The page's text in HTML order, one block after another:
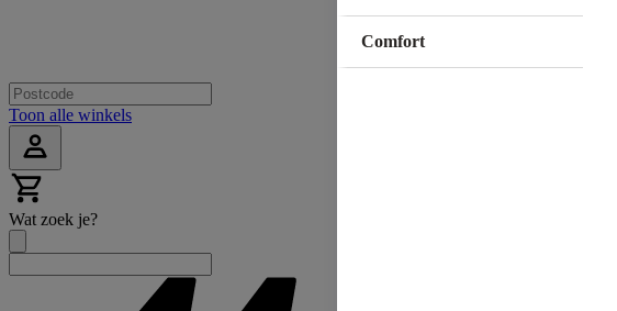
Toon alle winkels
Wat zoek je?
Comfort